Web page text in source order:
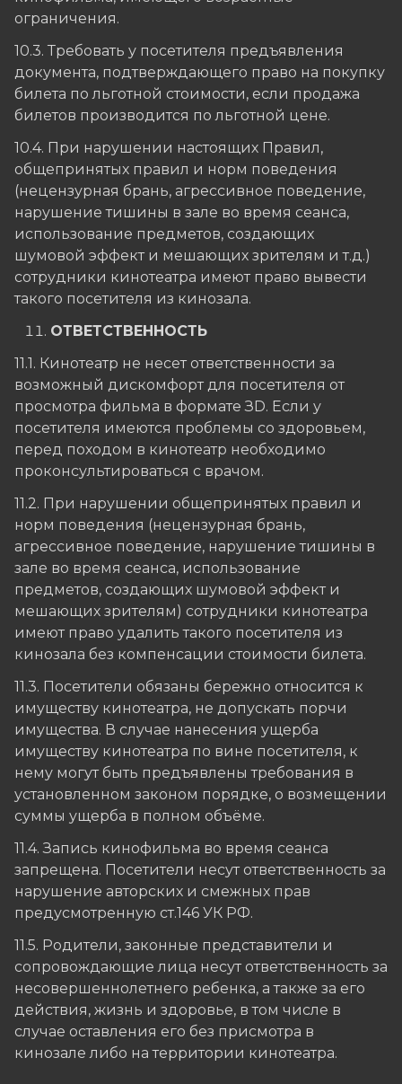
ограничения.
10.3. Требовать у посетителя предъявления
документа, подтверждающего право на покупку
билета по льготной стоимости, если продажа
билетов производится по льготной цене.
10.4. При нарушении настоящих Правил,
общепринятых правил и норм поведения
(нецензурная брань, агрессивное поведение,
нарушение тишины в зале во время сеанса,
использование предметов, создающих
шумовой эффект и мешающих зрителям и т.д.)
сотрудники кинотеатра имеют право вывести
такого посетителя из кинозала.
ОТВЕТСТВЕННОСТЬ
11.1. Кинотеатр не несет ответственности за
возможный дискомфорт для посетителя от
просмотра фильма в формате ЗD. Если у
посетителя имеются проблемы со здоровьем,
перед походом в кинотеатр необходимо
проконсультироваться с врачом.
11.2. При нарушении общепринятых правил и
норм поведения (нецензурная брань,
агрессивное поведение, нарушение тишины в
зале во время сеанса, использование
предметов, создающих шумовой эффект и
мешающих зрителям) сотрудники кинотеатра
имеют право удалить такого посетителя из
кинозала без компенсации стоимости билета.
11.3. Посетители обязаны бережно относится к
имуществу кинотеатра, не допускать порчи
имущества. В случае нанесения ущерба
имуществу кинотеатра по вине посетителя, к
нему могут быть предъявлены требования в
установленном законом порядке, о возмещении
суммы ущерба в полном объёме.
11.4. Запись кинофильма во время сеанса
запрещена. Посетители несут ответственность за
нарушение авторских и смежных прав
предусмотренную ст.146 УК РФ.
11.5. Родители, законные представители и
сопровождающие лица несут ответственность за
несовершеннолетнего ребенка, а также за его
действия, жизнь и здоровье, в том числе в
случае оставления его без присмотра в
кинозале либо на территории кинотеатра.